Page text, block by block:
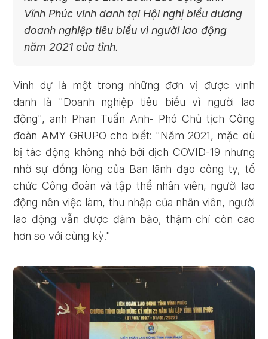
Vĩnh Phúc vinh danh tại Hội nghị biểu dương
doanh nghiệp tiêu biểu vì người lao động
năm 2021 của tỉnh.
Vinh dự là một trong những đơn vị được vinh
danh là "Doanh nghiệp tiêu biểu vì người lao
động", anh Phan Tuấn Anh- Phó Chủ tịch Công
đoàn AMY GRUPO cho biết: "Năm 2021, mặc dù
bị tác động không nhỏ bởi dịch COVID-19 nhưng
nhờ sự đồng lòng của Ban lãnh đạo công ty, tổ
chức Công đoàn và tập thể nhân viên, người lao
động nên việc làm, thu nhập của nhân viên, người
lao động vẫn được đảm bảo, thậm chí còn cao
hơn so với cùng kỳ."